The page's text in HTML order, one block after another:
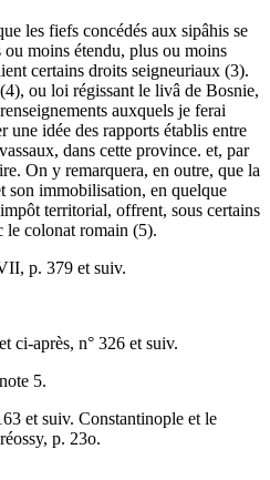
les fiefs concédés aux sipâhis se
moins étendu, plus ou moins
certains droits seigneuriaux (3).
ou loi régissant le livâ de Bosnie,
auxquels je ferai
une idée des rapports établis entre
dans cette province. et, par
On y remarquera, en outre, que la
son immobilisation, en quelque
territorial, offrent, sous certains
le colonat romain (5).
p. 379 et suiv.
ci-après, n° 326 et suiv.
5.
et suiv. Constantinople et le
p. 23o.